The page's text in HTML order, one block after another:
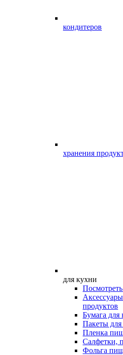
кондитеров
хранения
для кухни
продуктов
Бумага для
Пакеты для
Пленка
Салфетки,
Фольга